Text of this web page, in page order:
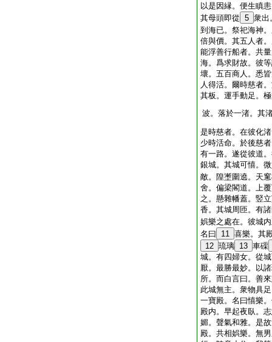
以是因縁。便生瞋
其母頭即從 5 衆出
到海已。祭祀海神
倍與價。其五人者
能浮善行船者。共
海。爲求財故。彼
壞。五百商人。悉
人得活。爾時慈者
其板。運手動足。
波。落於一渚。其
是時慈者。在彼化
少時活命。於後慈
有一路。遂從彼道
銀城。其城可憘。
敵。隍壍圍遶。天
舍。偏梁閣道。上
之。懸雜幡蓋。竪
香。其城周匝。有
娯樂之處在。彼城
名曰
11 喜樂。其
12 琉璃 13 車磲
城。有四婦女。從
厭。最勝最妙。以
所。而白言曰。善
此城無主。衆物具
一寶殿。名曰憘樂
殿内。早起夜臥。
媚。聲氣和雅。是
殿。共相娯樂。無